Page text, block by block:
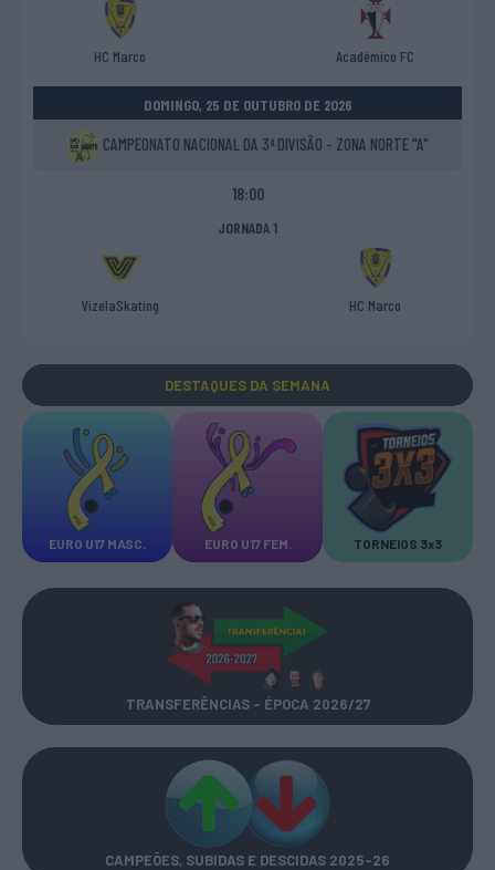
HC Marco Académico FC
DOMINGO, 25 DE OUTUBRO DE 2026
CAMPEONATO NACIONAL DA 3ª DIVISÃO - ZONA NORTE "A"
18:00
JORNADA 1
VizelaSkating HC Marco
DESTAQUES DA SEMANA
EURO U17 MASC. EURO U17 FEM. TORNEIOS 3x3
TRANSFERÊNCIAS - ÉPOCA 2026/27
CAMPEÕES, SUBIDAS E DESCIDAS 2025-26